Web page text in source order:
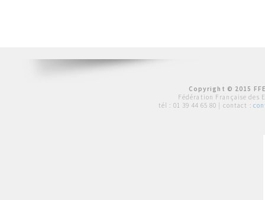
Copyright © 2015
Fédération Française des
tél : 01 39 44 65 80 | contact :